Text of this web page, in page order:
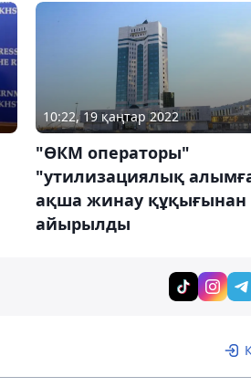
10:22, 19 қаңтар 2022
"ӨКМ операторы"
"утилизациялық
ақша жинау құқығынан
айырылды